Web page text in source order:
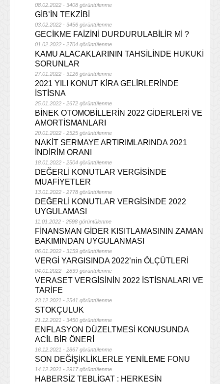
08.02.2022 - 3408 görüntülenme
GİB’İN TEKZİBİ
03.02.2022 - 3456 görüntülenme
GECİKME FAİZİNİ DURDURULABİLİR Mİ ?
01.02.2022 - 2704 görüntülenme
KAMU ALACAKLARININ TAHSİLİNDE HUKUKİ
SORUNLAR
27.01.2022 - 3126 görüntülenme
2021 YILI KONUT KİRA GELİRLERİNDE
İSTİSNA
25.01.2022 - 2672 görüntülenme
BİNEK OTOMOBİLLERİN 2022 GİDERLERİ VE
AMORTİSMANLARI
20.01.2022 - 2525 görüntülenme
NAKİT SERMAYE ARTIRIMLARINDA 2021
İNDİRİM ORANI
18.01.2022 - 2504 görüntülenme
DEĞERLİ KONUTLAR VERGİSİNDE
MUAFİYETLER
13.01.2022 - 2778 görüntülenme
DEĞERLİ KONUTLAR VERGİSİNDE 2022
UYGULAMASI
11.01.2022 - 2598 görüntülenme
FİNANSMAN GİDER KISITLAMASININ ZAMAN
BAKIMINDAN UYGULANMASI
06.01.2022 - 3159 görüntülenme
VERGİ YARGISINDA 2022’nin ÖLÇÜTLERİ
04.01.2022 - 2839 görüntülenme
VERASET VERGİSİNİN 2022 İSTİSNALARI VE
TARİFE
23.12.2021 - 2541 görüntülenme
STOKÇULUK
21.12.2021 - 3450 görüntülenme
ENFLASYON DÜZELTMESİ KONUSUNDA
ACİL BİR ÖNERİ
16.12.2021 - 2867 görüntülenme
SON DEĞİŞİKLİKLERLE YENİLEME FONU
14.12.2021 - 2917 görüntülenme
HABERSİZ TEBLİGAT : HERKESİN